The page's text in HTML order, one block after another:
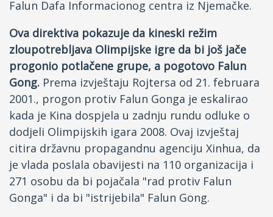
Falun Dafa Informacionog centra iz Njemačke.
Ova direktiva pokazuje da kineski režim
zloupotrebljava Olimpijske igre da bi još jače
progonio potlačene grupe, a pogotovo Falun
Gong. Prema izvještaju Rojtersa od 21. februara
2001., progon protiv Falun Gonga je eskalirao
kada je Kina dospjela u zadnju rundu odluke o
dodjeli Olimpijskih igara 2008. Ovaj izvještaj
citira državnu propagandnu agenciju Xinhua, da
je vlada poslala obavijesti na 110 organizacija i
271 osobu da bi pojačala "rad protiv Falun
Gonga" i da bi "istrijebila" Falun Gong.